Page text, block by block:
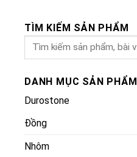
TÌM KIẾM SẢN PHẨM
DANH MỤC SẢN PHẨM
Durostone
Đồng
Nhôm